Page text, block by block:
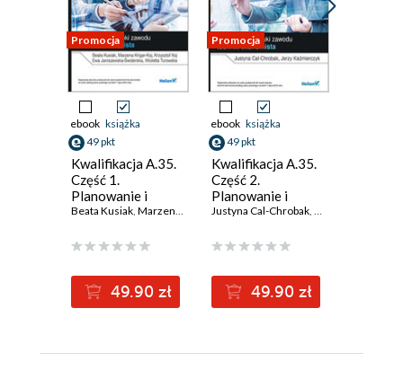
Promocja
ebook książka
49 pkt
Kwalifikacja A.35.
Część 1.
Planowanie i
prowadzenie
organizacji.
nauki zawodu
technik
ekonomista
Beata Kusiak, Marzena Krigar-Koj ,Krzysztof Koj,Ewa Janiszewska-
49.90 zł
Promocja
ebook książka
49 pkt
Kwalifikacja A.35.
Część 2.
Planowanie i
prowadzenie
organizacji.
nauki zawodu
technik
ekonomista
Justyna Cal-Chrobak, Jerzy
49.90 zł